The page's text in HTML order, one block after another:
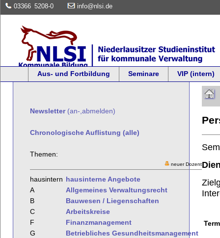
03366 5208-0 info@nlsi.de
Aus- und Fortbildung Seminare VIP (intern)
Newsletter(an-,abmelden)
Chronologische Auflistung (alle)
Themen:
neuer Dozent
hausintern hausinterne Angebote
A
Allgemeines Verwaltungsrecht
B
Bauwesen / Liegenschaften
C
Arbeitskreise
F
Finanzmanagement
G
Betriebliches Gesundheitsmanagement